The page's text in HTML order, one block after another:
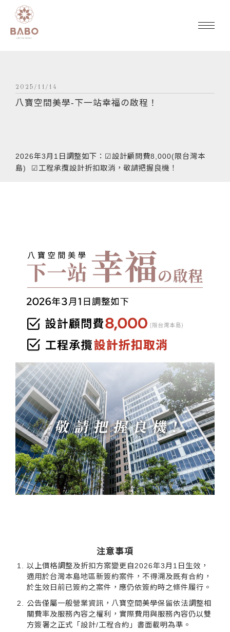
關於八寶
作品欣賞
服務/收費
2025/11/14
八寶空間美學-下一站幸福の啟程！
2026年3月1日調整如下：☑設計顧問費8,000(限台灣本
島) ☑工程承攬設計折扣取消，敬請把握良機！
注意事項
以上價格調整及折扣方案變更自2026年3月1日生效，
適用於台灣本島地區新簽約案件，不得溯及既有合約，
於生效日前已簽約之案件，應仍依簽約時之條件履行。
公告僅屬一般營業資訊，八寶空間美學保留依法調整相
關費率及服務內容之權利，實際費用與服務內容仍以雙
方簽署之正式「設計/工程合約」書面載明為準。